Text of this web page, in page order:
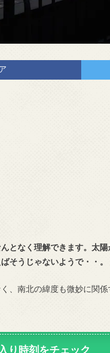
となく理解できます。太陽
そうじゃないようで・・。
、南北の緯度も微妙に関
り時刻をチェック